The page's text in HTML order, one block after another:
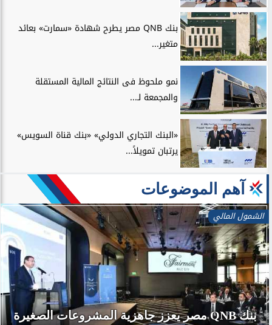
بنك QNB مصر يطرح شهادة «سمارت» بعائد
متغير...
نمو ملحوظ فى النتائج المالية المستقلة
والمجمعة لـ...
«البنك التجاري الدولي» «بنك قناة السويس»
يرتبان تمويلاً...
آهم الموضوعات
الشمول المالي
بنك QNB مصر يعزز جاهزية المشروعات الصغيرة